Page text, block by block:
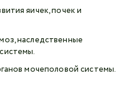
яичек, почек и
наследственные
мочеполовой системы.